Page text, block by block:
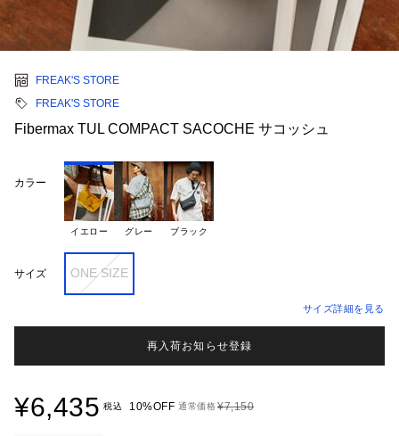
FREAK'S STORE
FREAK'S STORE
Fibermax TUL COMPACT SACOCHE サコッシュ
カラー
イエロー グレー ブラック
サイズ ONE SIZE
サイズ詳細を見る
再入荷お知らせ登録
¥6,435 税込 10%OFF 通常価格¥7,150